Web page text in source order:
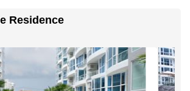
ารทำให้ที่อยู่อาศัยนี้เป็นบ้านในฝันของ
Real Estate โทร +6638411250
Residence